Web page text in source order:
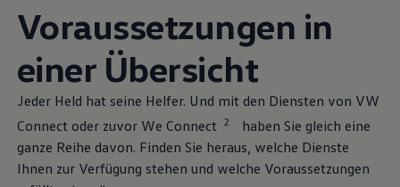
Voraussetzungen in
einer Übersicht
Jeder Held hat seine Helfer. Und mit den Diensten von VW
Connect oder zuvor We Connect
2
haben Sie gleich eine
ganze Reihe davon. Finden Sie heraus, welche Dienste
Ihnen zur Verfügung stehen und welche Voraussetzungen